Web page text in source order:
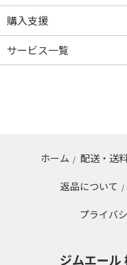
購入支援
サービス一覧
ホーム / 配送・送
返品について /
プライバ
ジムエール